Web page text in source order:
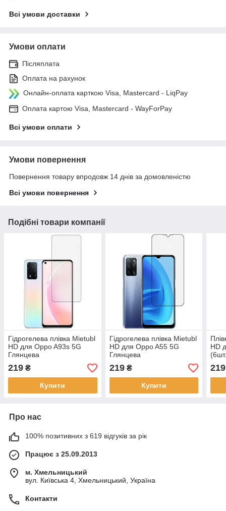
Всі умови доставки
Умови оплати
Післяплата
Оплата на рахунок
Онлайн-оплата карткою Visa, Mastercard - LiqPay
Оплата картою Visa, Mastercard - WayForPay
Всі умови оплати
Умови повернення
Повернення товару впродовж 14 днів за домовленістю
Всі умови повернення
Подібні товари компанії
Гідрогелева плівка Mietubl
HD для Oppo A93s 5G
Глянцева
219 ₴
Купити
Гідрогелева плівка Mietubl
HD для Oppo A55 5G
Глянцева
219₴
Купити
HD
219
Про нас
100% позитивних з 619 відгуків за рік
Працює з 25.09.2013
м. Хмельницький
вул. Київська 4, Хмельницький, Україна
Контакти